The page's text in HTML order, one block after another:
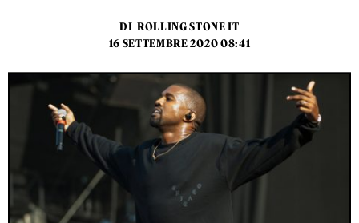
DI ROLLING STONE IT
16 SETTEMBRE 2020 08:41